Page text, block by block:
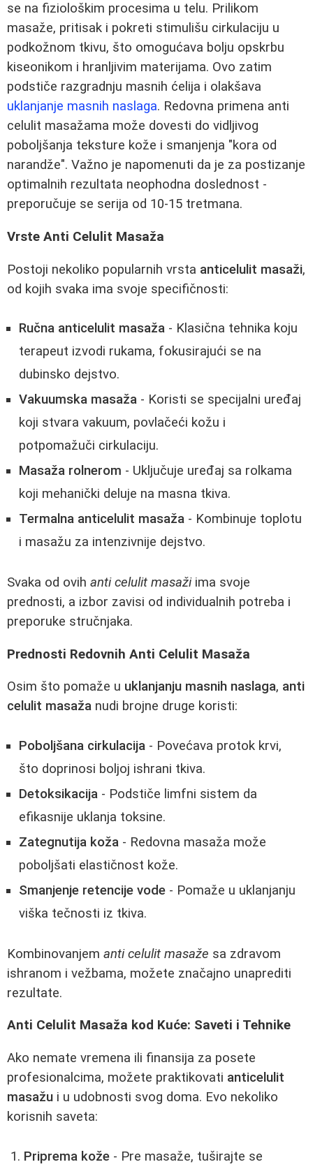
se na fiziološkim procesima u telu. Prilikom
masaže, pritisak i pokreti stimulišu cirkulaciju u
podkožnom tkivu, što omogućava bolju opskrbu
kiseonikom i hranljivim materijama. Ovo zatim
podstiče razgradnju masnih ćelija i olakšava
uklanjanje masnih naslaga. Redovna primena anti
celulit masažama može dovesti do vidljivog
poboljšanja teksture kože i smanjenja "kora od
narandže". Važno je napomenuti da je za postizanje
optimalnih rezultata neophodna doslednost -
preporučuje se serija od 10-15 tretmana.
Vrste Anti Celulit Masaža
Postoji nekoliko popularnih vrsta anticelulit masaži,
od kojih svaka ima svoje specifičnosti:
Ručna anticelulit masaža - Klasična tehnika koju
terapeut izvodi rukama, fokusirajući se na
dubinsko dejstvo.
Vakuumska masaža - Koristi se specijalni uređaj
koji stvara vakuum, povlačeći kožu i
potpomažuči cirkulaciju.
Masaža rolnerom - Uključuje uređaj sa rolkama
koji mehanički deluje na masna tkiva.
Termalna anticelulit masaža - Kombinuje toplotu
i masažu za intenzivnije dejstvo.
Svaka od ovih anti celulit masažiima svoje
prednosti, a izbor zavisi od individualnih potreba i
preporuke stručnjaka.
Prednosti Redovnih Anti Celulit Masaža
Osim što pomaže u uklanjanju masnih naslaga, anti
celulit masaža nudi brojne druge koristi:
Poboljšana cirkulacija - Povećava protok krvi,
što doprinosi boljoj ishrani tkiva.
Detoksikacija - Podstiče limfni sistem da
efikasnije uklanja toksine.
Zategnutija koža - Redovna masaža može
poboljšati elastičnost kože.
Smanjenje retencije vode - Pomaže u uklanjanju
viška tečnosti iz tkiva.
Kombinovanjem anti celulit masaže sa zdravom
ishranom i vežbama, možete značajno unaprediti
rezultate.
Anti Celulit Masaža kod Kuće: Saveti i Tehnike
Ako nemate vremena ili finansija za posete
profesionalcima, možete praktikovati anticelulit
masažu i u udobnosti svog doma. Evo nekoliko
korisnih saveta:
Priprema kože - Pre masaže, tuširajte se